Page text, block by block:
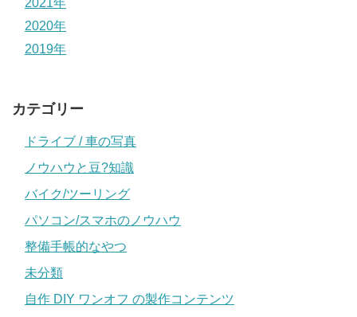
2020年
2019年
カテゴリー
ドライブ / 車の写真
ノウハウと豆?知識
バイク/ツーリング
パソコン/スマホのノウハウ
整備手帳的なやつ
未分類
自作 DIY ワンオフ の製作コンテンツ